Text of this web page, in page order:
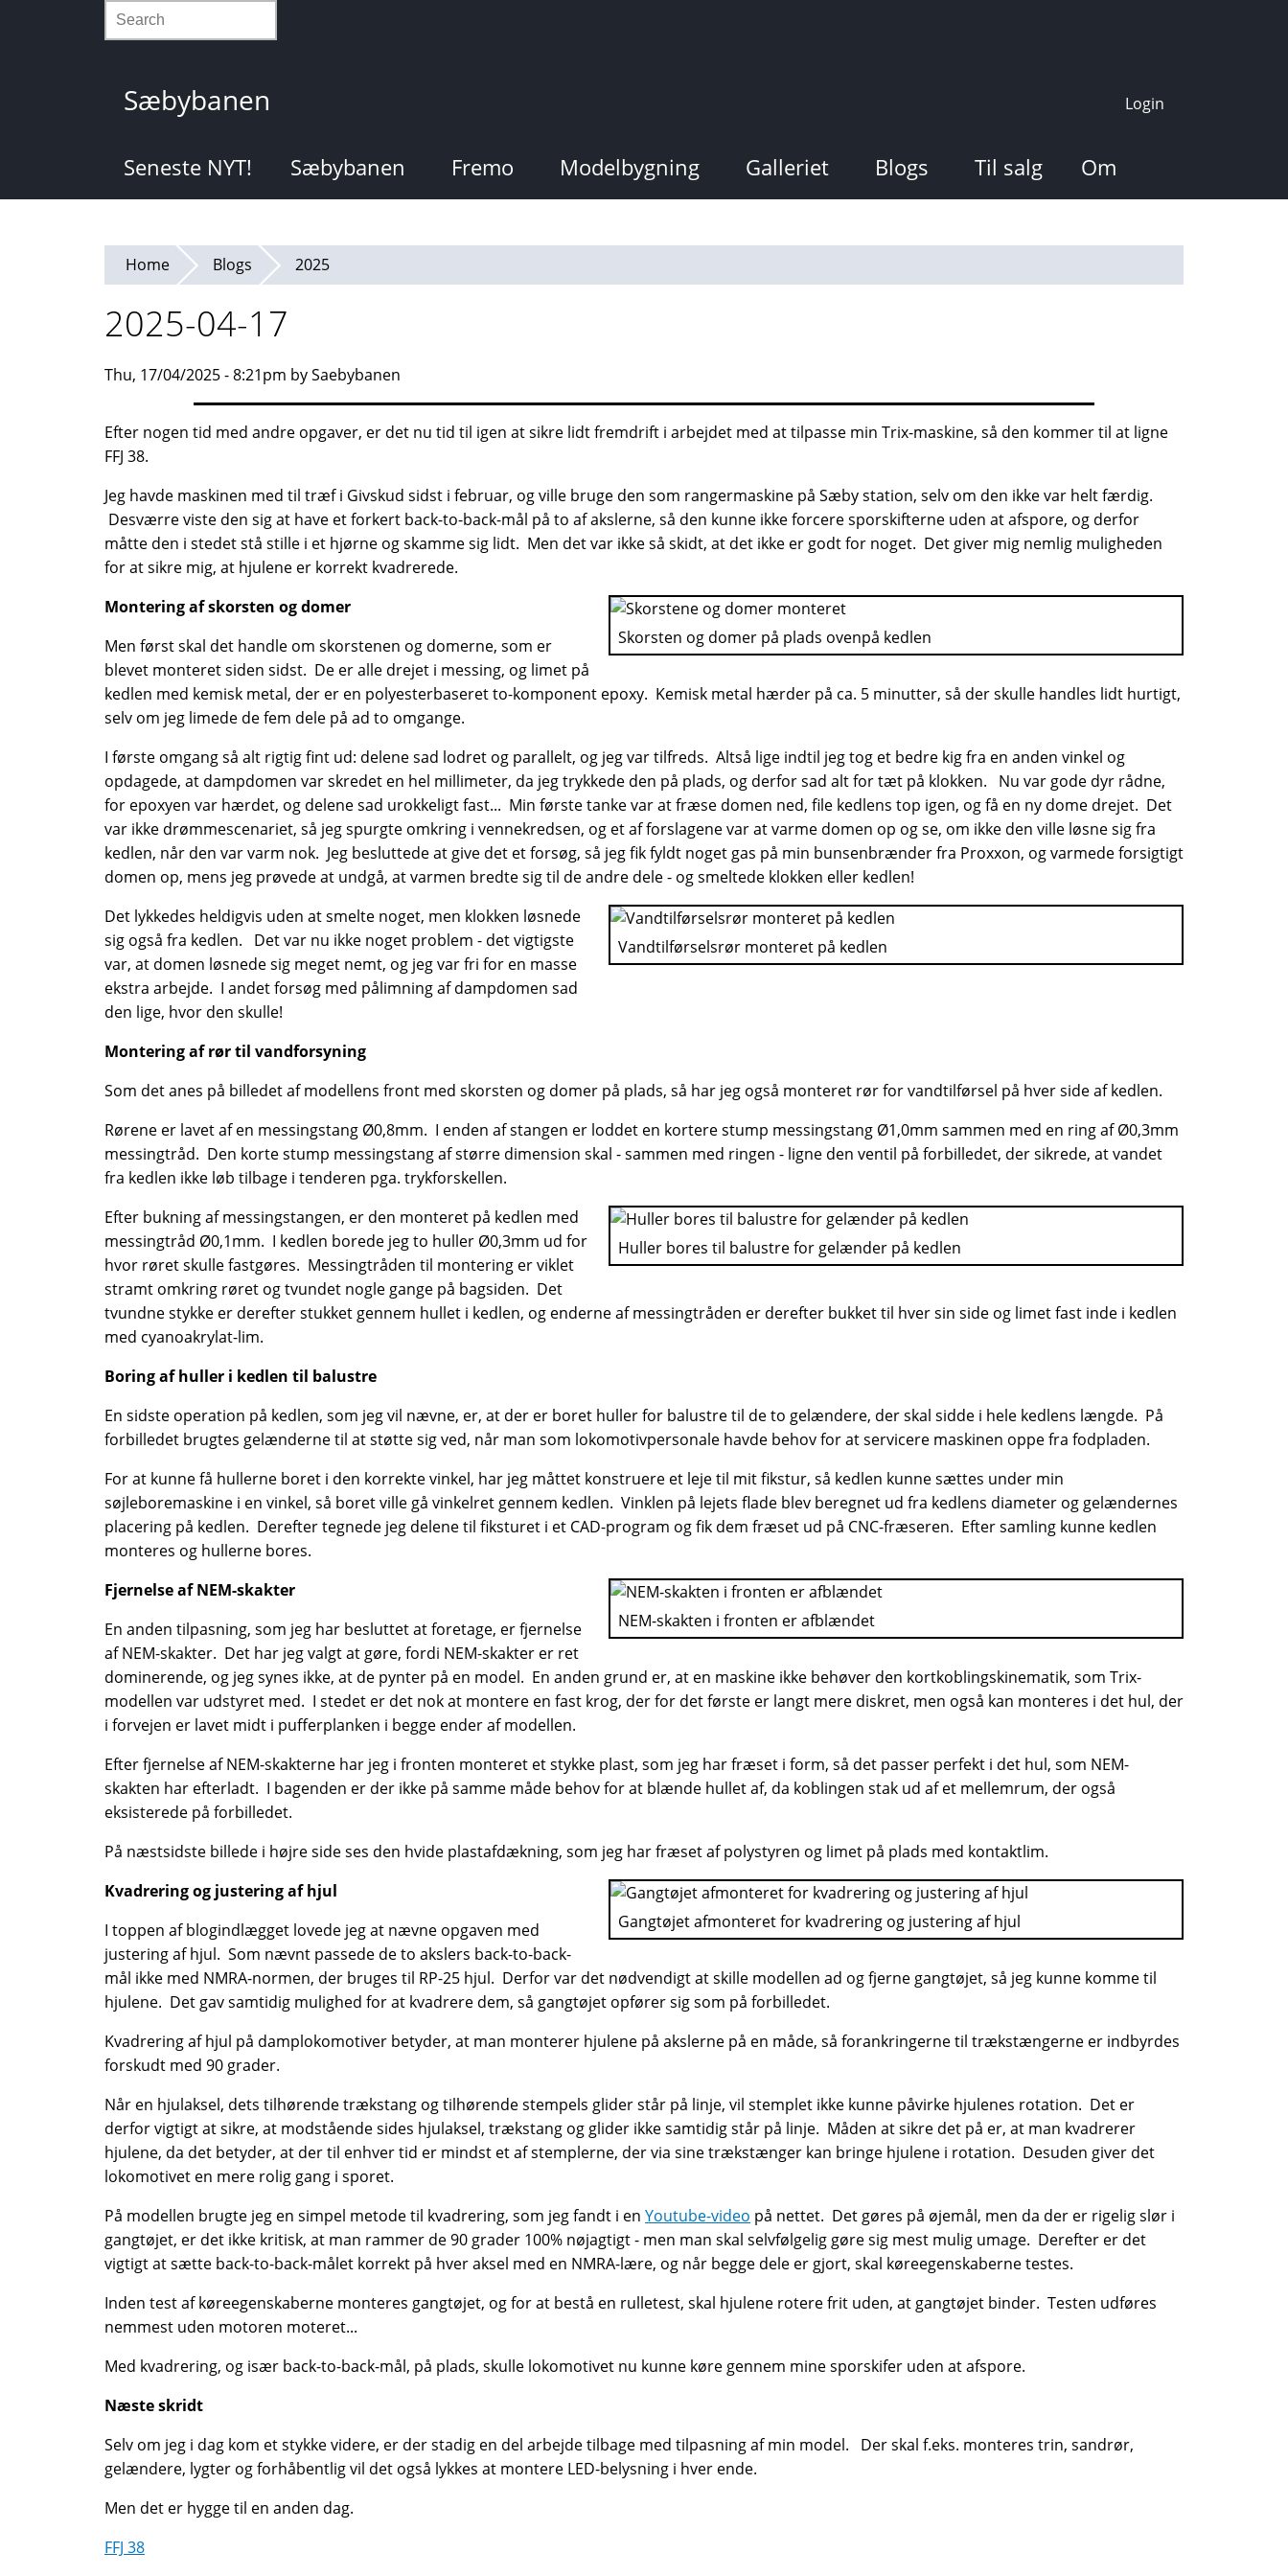
Search
Sæbybanen Login
Seneste NYT! Sæbybanen Fremo Modelbygning Galleriet Blogs Til salg Om
Home Blogs 2025
2025-04-17
Thu, 17/04/2025 - 8:21pm by Saebybanen
Efter nogen tid med andre opgaver, er det nu tid til igen at sikre lidt fremdrift i arbejdet med at tilpasse min Trix-maskine, så den kommer til at ligne
FFJ 38.
Jeg havde maskinen med til træf i Givskud sidst i februar, og ville bruge den som rangermaskine på Sæby station, selv om den ikke var helt færdig.
Desværre viste den sig at have et forkert back-to-back-mål på to af akslerne, så den kunne ikke forcere sporskifterne uden at afspore, og derfor
måtte den i stedet stå stille i et hjørne og skamme sig lidt. Men det var ikke så skidt, at det ikke er godt for noget. Det giver mig nemlig muligheden
for at sikre mig, at hjulene er korrekt kvadrerede.
Skorsten og domer på plads ovenpå kedlen
Montering af skorsten og domer
Men først skal det handle om skorstenen og domerne, som er
blevet monteret siden sidst. De er alle drejet i messing, og limet på
kedlen med kemisk metal, der er en polyesterbaseret to-komponent epoxy. Kemisk metal hærder på ca. 5 minutter, så der skulle handles lidt hurtigt,
selv om jeg limede de fem dele på ad to omgange.
I første omgang så alt rigtig fint ud: delene sad lodret og parallelt, og jeg var tilfreds. Altså lige indtil jeg tog et bedre kig fra en anden vinkel og
opdagede, at dampdomen var skredet en hel millimeter, da jeg trykkede den på plads, og derfor sad alt for tæt på klokken. Nu var gode dyr rådne,
for epoxyen var hærdet, og delene sad urokkeligt fast... Min første tanke var at fræse domen ned, file kedlens top igen, og få en ny dome drejet. Det
var ikke drømmescenariet, så jeg spurgte omkring i vennekredsen, og et af forslagene var at varme domen op og se, om ikke den ville løsne sig fra
kedlen, når den var varm nok. Jeg besluttede at give det et forsøg, så jeg fik fyldt noget gas på min bunsenbrænder fra Proxxon, og varmede forsigtigt
domen op, mens jeg prøvede at undgå, at varmen bredte sig til de andre dele - og smeltede klokken eller kedlen!
Vandtilførselsrør monteret på kedlen
Det lykkedes heldigvis uden at smelte noget, men klokken løsnede
sig også fra kedlen. Det var nu ikke noget problem - det vigtigste
var, at domen løsnede sig meget nemt, og jeg var fri for en masse
ekstra arbejde. I andet forsøg med pålimning af dampdomen sad
den lige, hvor den skulle!
Montering af rør til vandforsyning
Som det anes på billedet af modellens front med skorsten og domer på plads, så har jeg også monteret rør for vandtilførsel på hver side af kedlen.
Rørene er lavet af en messingstang Ø0,8mm. I enden af stangen er loddet en kortere stump messingstang Ø1,0mm sammen med en ring af Ø0,3mm
messingtråd. Den korte stump messingstang af større dimension skal - sammen med ringen - ligne den ventil på forbilledet, der sikrede, at vandet
fra kedlen ikke løb tilbage i tenderen pga. trykforskellen.
Huller bores til balustre for gelænder på kedlen
Efter bukning af messingstangen, er den monteret på kedlen med
messingtråd Ø0,1mm. I kedlen borede jeg to huller Ø0,3mm ud for
hvor røret skulle fastgøres. Messingtråden til montering er viklet
stramt omkring røret og tvundet nogle gange på bagsiden. Det
tvundne stykke er derefter stukket gennem hullet i kedlen, og enderne af messingtråden er derefter bukket til hver sin side og limet fast inde i kedlen
med cyanoakrylat-lim.
Boring af huller i kedlen til balustre
En sidste operation på kedlen, som jeg vil nævne, er, at der er boret huller for balustre til de to gelændere, der skal sidde i hele kedlens længde. På
forbilledet brugtes gelænderne til at støtte sig ved, når man som lokomotivpersonale havde behov for at servicere maskinen oppe fra fodpladen.
For at kunne få hullerne boret i den korrekte vinkel, har jeg måttet konstruere et leje til mit fikstur, så kedlen kunne sættes under min
søjleboremaskine i en vinkel, så boret ville gå vinkelret gennem kedlen. Vinklen på lejets flade blev beregnet ud fra kedlens diameter og gelændernes
placering på kedlen. Derefter tegnede jeg delene til fiksturet i et CAD-program og fik dem fræset ud på CNC-fræseren. Efter samling kunne kedlen
monteres og hullerne bores.
NEM-skakten i fronten er afblændet
Fjernelse af NEM-skakter
En anden tilpasning, som jeg har besluttet at foretage, er fjernelse
af NEM-skakter. Det har jeg valgt at gøre, fordi NEM-skakter er ret
dominerende, og jeg synes ikke, at de pynter på en model. En anden grund er, at en maskine ikke behøver den kortkoblingskinematik, som Trix-
modellen var udstyret med. I stedet er det nok at montere en fast krog, der for det første er langt mere diskret, men også kan monteres i det hul, der
i forvejen er lavet midt i pufferplanken i begge ender af modellen.
Efter fjernelse af NEM-skakterne har jeg i fronten monteret et stykke plast, som jeg har fræset i form, så det passer perfekt i det hul, som NEM-
skakten har efterladt. I bagenden er der ikke på samme måde behov for at blænde hullet af, da koblingen stak ud af et mellemrum, der også
eksisterede på forbilledet.
På næstsidste billede i højre side ses den hvide plastafdækning, som jeg har fræset af polystyren og limet på plads med kontaktlim.
Gangtøjet afmonteret for kvadrering og justering af hjul
Kvadrering og justering af hjul
I toppen af blogindlægget lovede jeg at nævne opgaven med
justering af hjul. Som nævnt passede de to akslers back-to-back-
mål ikke med NMRA-normen, der bruges til RP-25 hjul. Derfor var det nødvendigt at skille modellen ad og fjerne gangtøjet, så jeg kunne komme til
hjulene. Det gav samtidig mulighed for at kvadrere dem, så gangtøjet opfører sig som på forbilledet.
Kvadrering af hjul på damplokomotiver betyder, at man monterer hjulene på akslerne på en måde, så forankringerne til trækstængerne er indbyrdes
forskudt med 90 grader.
Når en hjulaksel, dets tilhørende trækstang og tilhørende stempels glider står på linje, vil stemplet ikke kunne påvirke hjulenes rotation. Det er
derfor vigtigt at sikre, at modstående sides hjulaksel, trækstang og glider ikke samtidig står på linje. Måden at sikre det på er, at man kvadrerer
hjulene, da det betyder, at der til enhver tid er mindst et af stemplerne, der via sine trækstænger kan bringe hjulene i rotation. Desuden giver det
lokomotivet en mere rolig gang i sporet.
På modellen brugte jeg en simpel metode til kvadrering, som jeg fandt i en Youtube-video på nettet. Det gøres på øjemål, men da der er rigelig slør i
gangtøjet, er det ikke kritisk, at man rammer de 90 grader 100% nøjagtigt - men man skal selvfølgelig gøre sig mest mulig umage. Derefter er det
vigtigt at sætte back-to-back-målet korrekt på hver aksel med en NMRA-lære, og når begge dele er gjort, skal køreegenskaberne testes.
Inden test af køreegenskaberne monteres gangtøjet, og for at bestå en rulletest, skal hjulene rotere frit uden, at gangtøjet binder. Testen udføres
nemmest uden motoren moteret...
Med kvadrering, og især back-to-back-mål, på plads, skulle lokomotivet nu kunne køre gennem mine sporskifer uden at afspore.
Næste skridt
Selv om jeg i dag kom et stykke videre, er der stadig en del arbejde tilbage med tilpasning af min model. Der skal f.eks. monteres trin, sandrør,
gelændere, lygter og forhåbentlig vil det også lykkes at montere LED-belysning i hver ende.
Men det er hygge til en anden dag.
FFJ 38